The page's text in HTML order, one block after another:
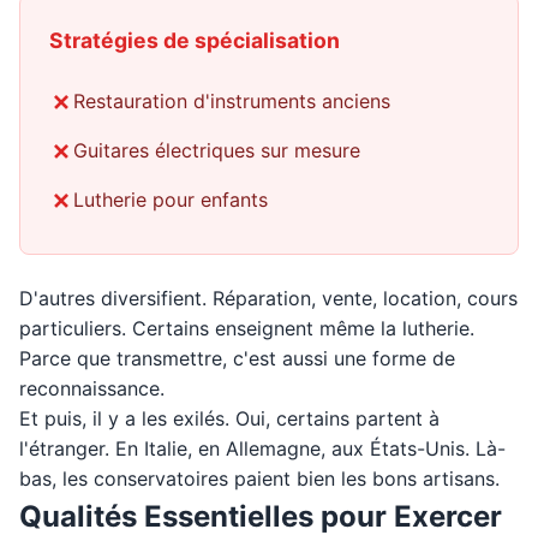
Stratégies de spécialisation
Restauration d'instruments anciens
Guitares électriques sur mesure
Lutherie pour enfants
D'autres diversifient. Réparation, vente, location, cours
particuliers. Certains enseignent même la lutherie.
Parce que transmettre, c'est aussi une forme de
reconnaissance.
Et puis, il y a les exilés. Oui, certains partent à
l'étranger. En Italie, en Allemagne, aux États-Unis. Là-
bas, les conservatoires paient bien les bons artisans.
Qualités Essentielles pour Exercer